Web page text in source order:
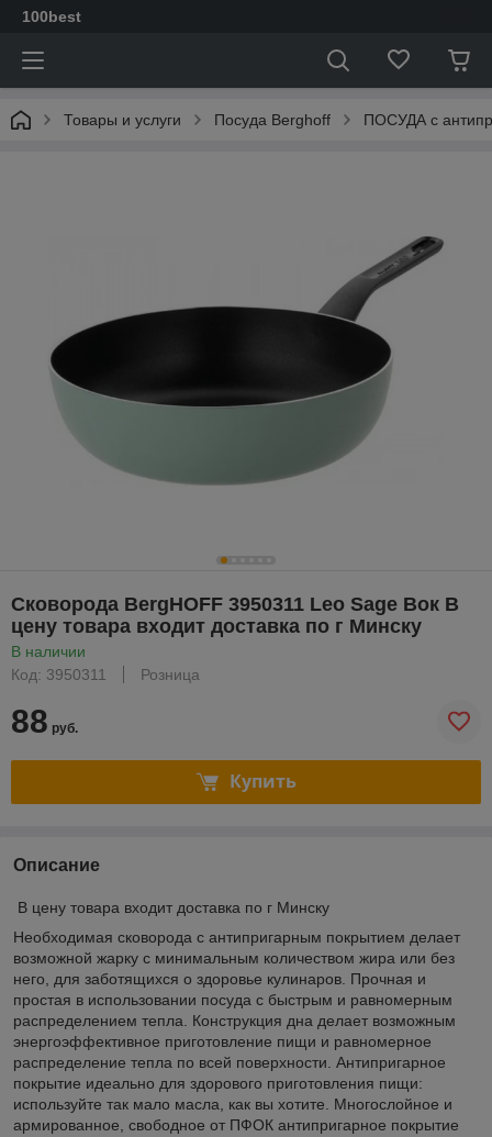
100best
Товары и услуги Посуда Berghoff ПОСУДА с
Сковорода BergHOFF 3950311 Leo Sage Вок В
цену товара входит доставка по г Минску
В наличии
Код: 3950311
Розница
88 руб.
Купить
Описание
В цену товара входит доставка по г Минску
Необходимая сковорода с антипригарным покрытием делает
возможной жарку с минимальным количеством жира или без
него, для заботящихся о здоровье кулинаров. Прочная и
простая в использовании посуда с быстрым и равномерным
распределением тепла. Конструкция дна делает возможным
энергоэффективное приготовление пищи и равномерное
распределение тепла по всей поверхности. Антипригарное
покрытие идеально для здорового приготовления пищи:
используйте так мало масла, как вы хотите. Многослойное и
армированное, свободное от ПФОК антипригарное покрытие